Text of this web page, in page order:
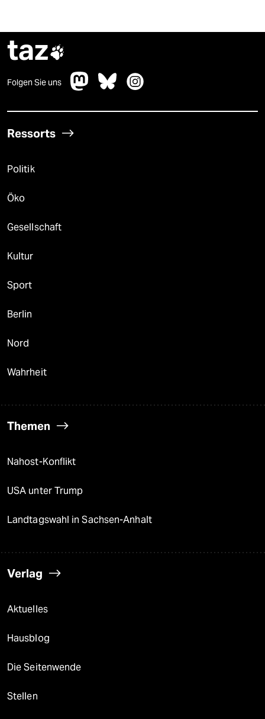
taz
Folgen Sie uns
Ressorts
Politik
Öko
Gesellschaft
Kultur
Sport
Berlin
Nord
Wahrheit
Themen
Nahost-Konflikt
USA unter Trump
Landtagswahl in Sachsen-Anhalt
Verlag
Aktuelles
Hausblog
Die Seitenwende
Stellen